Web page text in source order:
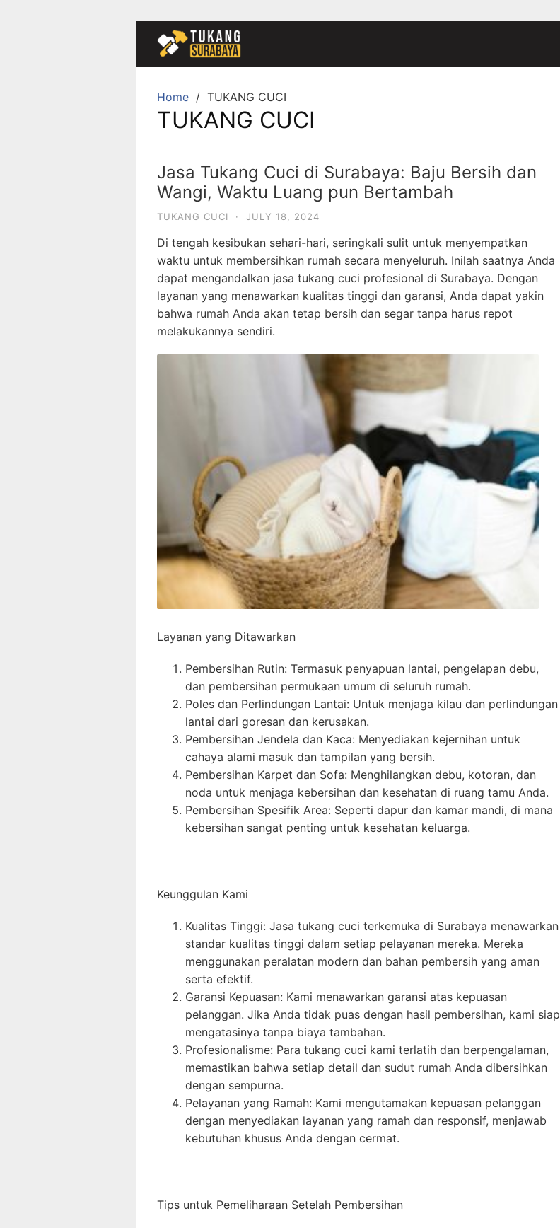
Home TUKANG CUCI
TUKANG CUCI
Jasa Tukang Cuci di Surabaya: Baju Bersih dan
Wangi, Waktu Luang pun Bertambah
TUKANG CUCI · JULY 18, 2024
Di tengah kesibukan sehari-hari, seringkali sulit untuk menyempatkan
waktu untuk membersihkan rumah secara menyeluruh. Inilah saatnya Anda
dapat mengandalkan jasa tukang cuci profesional di Surabaya. Dengan
layanan yang menawarkan kualitas tinggi dan garansi, Anda dapat yakin
bahwa rumah Anda akan tetap bersih dan segar tanpa harus repot
melakukannya sendiri.
Layanan yang Ditawarkan
Pembersihan Rutin: Termasuk penyapuan lantai, pengelapan debu,
dan pembersihan permukaan umum di seluruh rumah.
Poles dan Perlindungan Lantai: Untuk menjaga kilau dan perlindungan
lantai dari goresan dan kerusakan.
Pembersihan Jendela dan Kaca: Menyediakan kejernihan untuk
cahaya alami masuk dan tampilan yang bersih.
Pembersihan Karpet dan Sofa: Menghilangkan debu, kotoran, dan
noda untuk menjaga kebersihan dan kesehatan di ruang tamu Anda.
Pembersihan Spesifik Area: Seperti dapur dan kamar mandi, di mana
kebersihan sangat penting untuk kesehatan keluarga.
Keunggulan Kami
Kualitas Tinggi: Jasa tukang cuci terkemuka di Surabaya menawarkan
standar kualitas tinggi dalam setiap pelayanan mereka. Mereka
menggunakan peralatan modern dan bahan pembersih yang aman
serta efektif.
Garansi Kepuasan: Kami menawarkan garansi atas kepuasan
pelanggan. Jika Anda tidak puas dengan hasil pembersihan, kami siap
mengatasinya tanpa biaya tambahan.
Profesionalisme: Para tukang cuci kami terlatih dan berpengalaman,
memastikan bahwa setiap detail dan sudut rumah Anda dibersihkan
dengan sempurna.
Pelayanan yang Ramah: Kami mengutamakan kepuasan pelanggan
dengan menyediakan layanan yang ramah dan responsif, menjawab
kebutuhan khusus Anda dengan cermat.
Tips untuk Pemeliharaan Setelah Pembersihan